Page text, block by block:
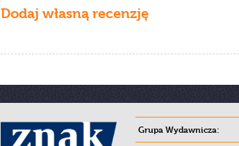
Dodaj własną recenzję
Grupa Wydawnicza: